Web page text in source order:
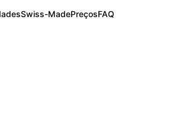
Swiss-MadePreçosFAQ